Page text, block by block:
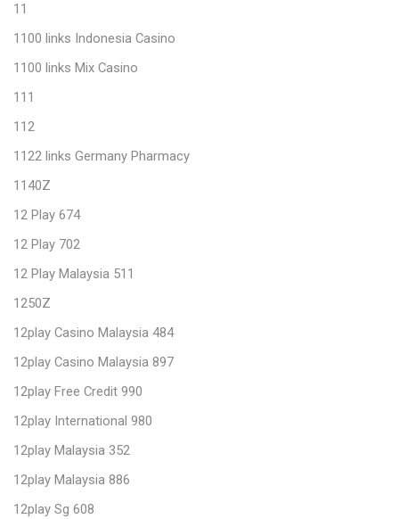
11
1100 links Indonesia Casino
1100 links Mix Casino
111
112
1122 links Germany Pharmacy
1140Z
12 Play 674
12 Play 702
12 Play Malaysia 511
1250Z
12play Casino Malaysia 484
12play Casino Malaysia 897
12play Free Credit 990
12play International 980
12play Malaysia 352
12play Malaysia 886
12play Sg 608